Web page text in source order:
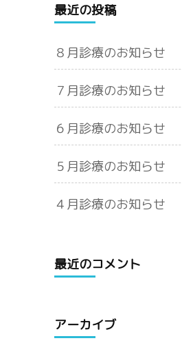
最近の投稿
８月診療のお知らせ
７月診療のお知らせ
６月診療のお知らせ
５月診療のお知らせ
４月診療のお知らせ
最近のコメント
アーカイブ